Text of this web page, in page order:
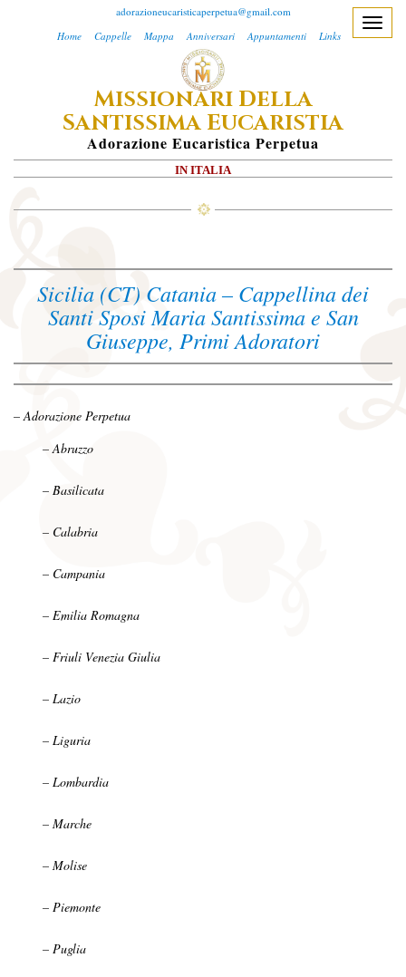
adorazioneucaristicaperpetua@gmail.com
Home
Cappelle Mappa Anniversari Appuntamenti Links
MISSIONARI DELLA
SANTISSIMA EUCARISTIA
ADorazione EUcaristica PErpetua
IN ITALIA
T
n
v
a
n
Sicilia (CT) Catania – Cappellina dei
Santi Sposi Maria Santissima e San
Giuseppe, Primi Adoratori
– Adorazione Perpetua
– Abruzzo
– Basilicata
– Calabria
– Campania
– Emilia Romagna
– Friuli Venezia Giulia
– Lazio
– Liguria
– Lombardia
– Marche
– Molise
– Piemonte
– Puglia